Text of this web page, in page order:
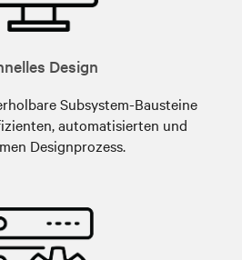
Design
Subsystem-Bausteine
automatisierten und
Designprozess.